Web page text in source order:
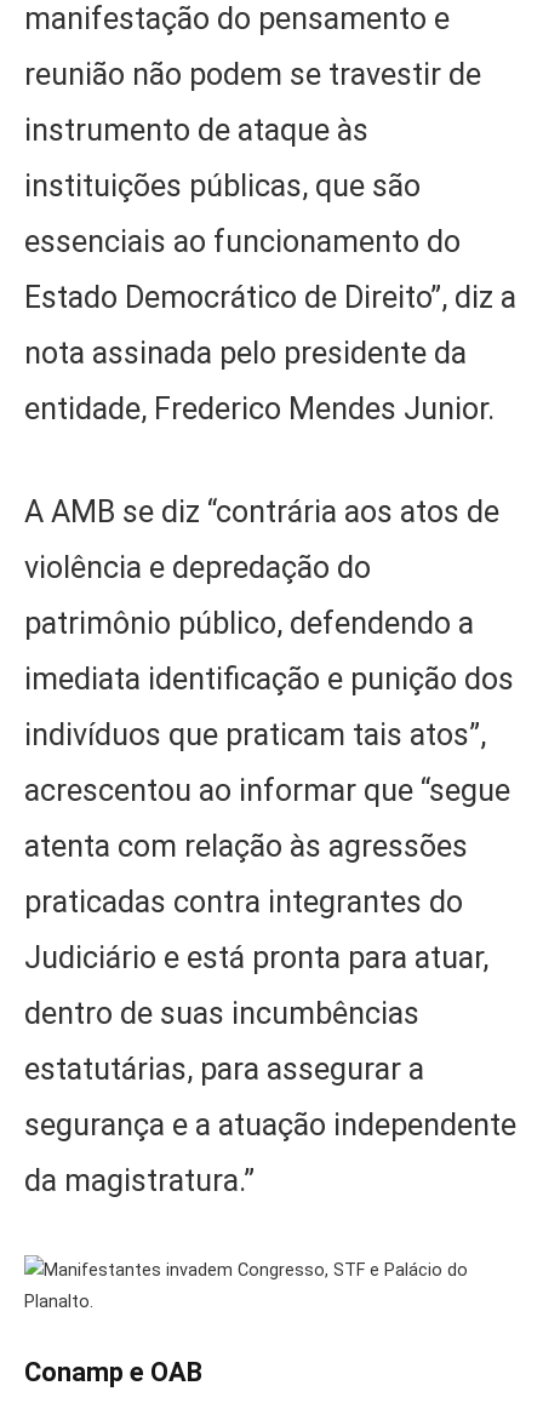
manifestação do pensamento e
reunião não podem se travestir de
instrumento de ataque às
instituições públicas, que são
essenciais ao funcionamento do
Estado Democrático de Direito”, diz a
nota assinada pelo presidente da
entidade, Frederico Mendes Junior.
A AMB se diz “contrária aos atos de
violência e depredação do
patrimônio público, defendendo a
imediata identificação e punição dos
indivíduos que praticam tais atos”,
acrescentou ao informar que “segue
atenta com relação às agressões
praticadas contra integrantes do
Judiciário e está pronta para atuar,
dentro de suas incumbências
estatutárias, para assegurar a
segurança e a atuação independente
da magistratura.”
Conamp e OAB